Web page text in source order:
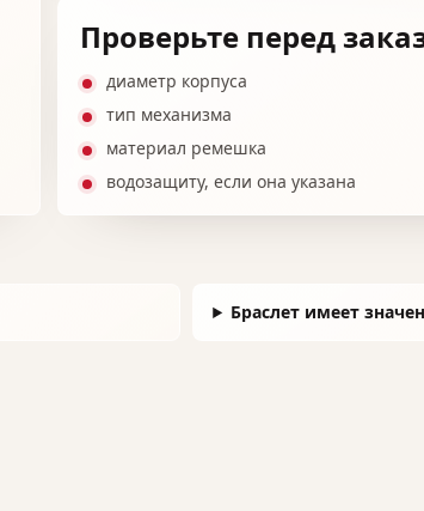
Проверьте перед
диаметр корпуса
тип механизма
материал ремешка
водозащиту, если она указана
Браслет имеет